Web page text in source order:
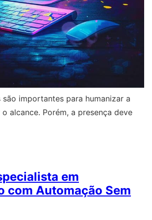
são importantes para humanizar a
alcance. Porém, a presença deve
em
com Automação Sem